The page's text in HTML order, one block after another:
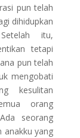
pun telah
dihidupkan
itu,
tetapi
pun telah
mengobati
kesulitan
orang
seorang
anakku yang